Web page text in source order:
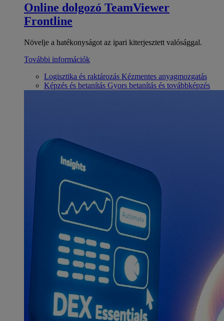
Online dolgozó TeamViewer
Frontline
Növelje a hatékonyságot az ipari kiterjesztett valósággal.
További információk
Logisztika és raktározás Kézmentes anyagmozgatás
Képzés és betanítás Gyors betanítás és továbbképzés